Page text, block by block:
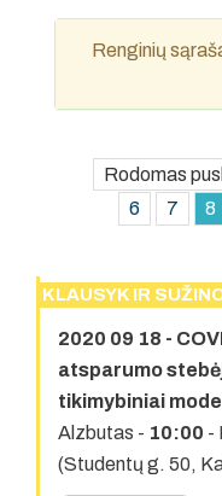
Renginių
Rodomas
6
7 8
KLAUSYK IR
2020 09 18 -
atsparumo
tikimybiniai
Alzbutas - 10:00 -
(Studentų g. 50,